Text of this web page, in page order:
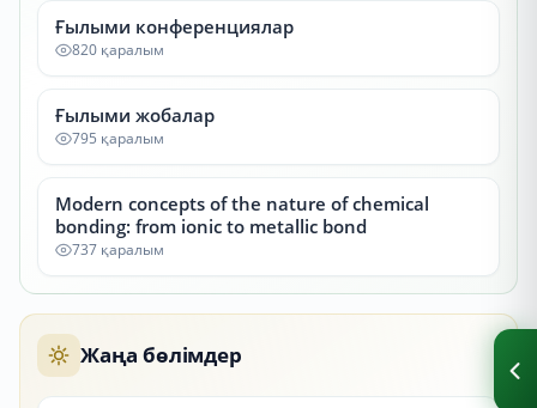
Ғылыми конференциялар
820 қаралым
Ғылыми жобалар
795 қаралым
Modern concepts of the nature of chemical
bonding: from ionic to metallic bond
737 қаралым
Жаңа бөлімдер